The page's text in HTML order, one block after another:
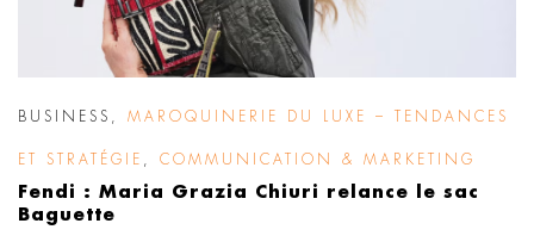
BUSINESS MAROQUINERIE DU LUXE – TENDANCES
ET STRATÉGIE COMMUNICATION & MARKETING
Fendi : Maria Grazia Chiuri relance le sac
Baguette